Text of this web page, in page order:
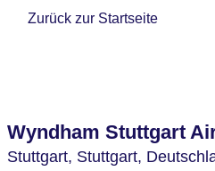
Zurück zur Startseite
Wyndham Stuttgart
Stuttgart, Stuttgart,